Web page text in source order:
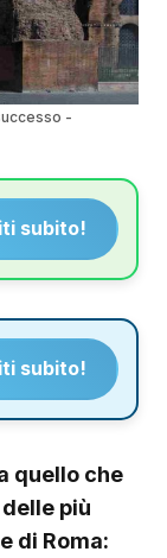
-
subito!
subito!
quello che
più
di Roma: